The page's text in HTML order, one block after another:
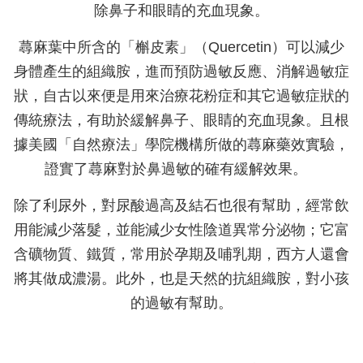
除鼻子和眼睛的充血現象。
蕁麻葉中所含的「槲皮素」（Quercetin）可以減少
身體產生的組織胺，進而預防過敏反應、消解過敏症
狀，自古以來便是用來治療花粉症和其它過敏症狀的
傳統療法，有助於緩解鼻子、眼睛的充血現象。且根
據美國「自然療法」學院機構所做的蕁麻藥效實驗，
證實了蕁麻對於鼻過敏的確有緩解效果。
除了利尿外，對尿酸過高及結石也很有幫助，經常飲
用能減少落髮，並能減少女性陰道異常分泌物；它富
含礦物質、鐵質，常用於孕期及哺乳期，西方人還會
將其做成濃湯。此外，也是天然的抗組織胺，對小孩
的過敏有幫助。